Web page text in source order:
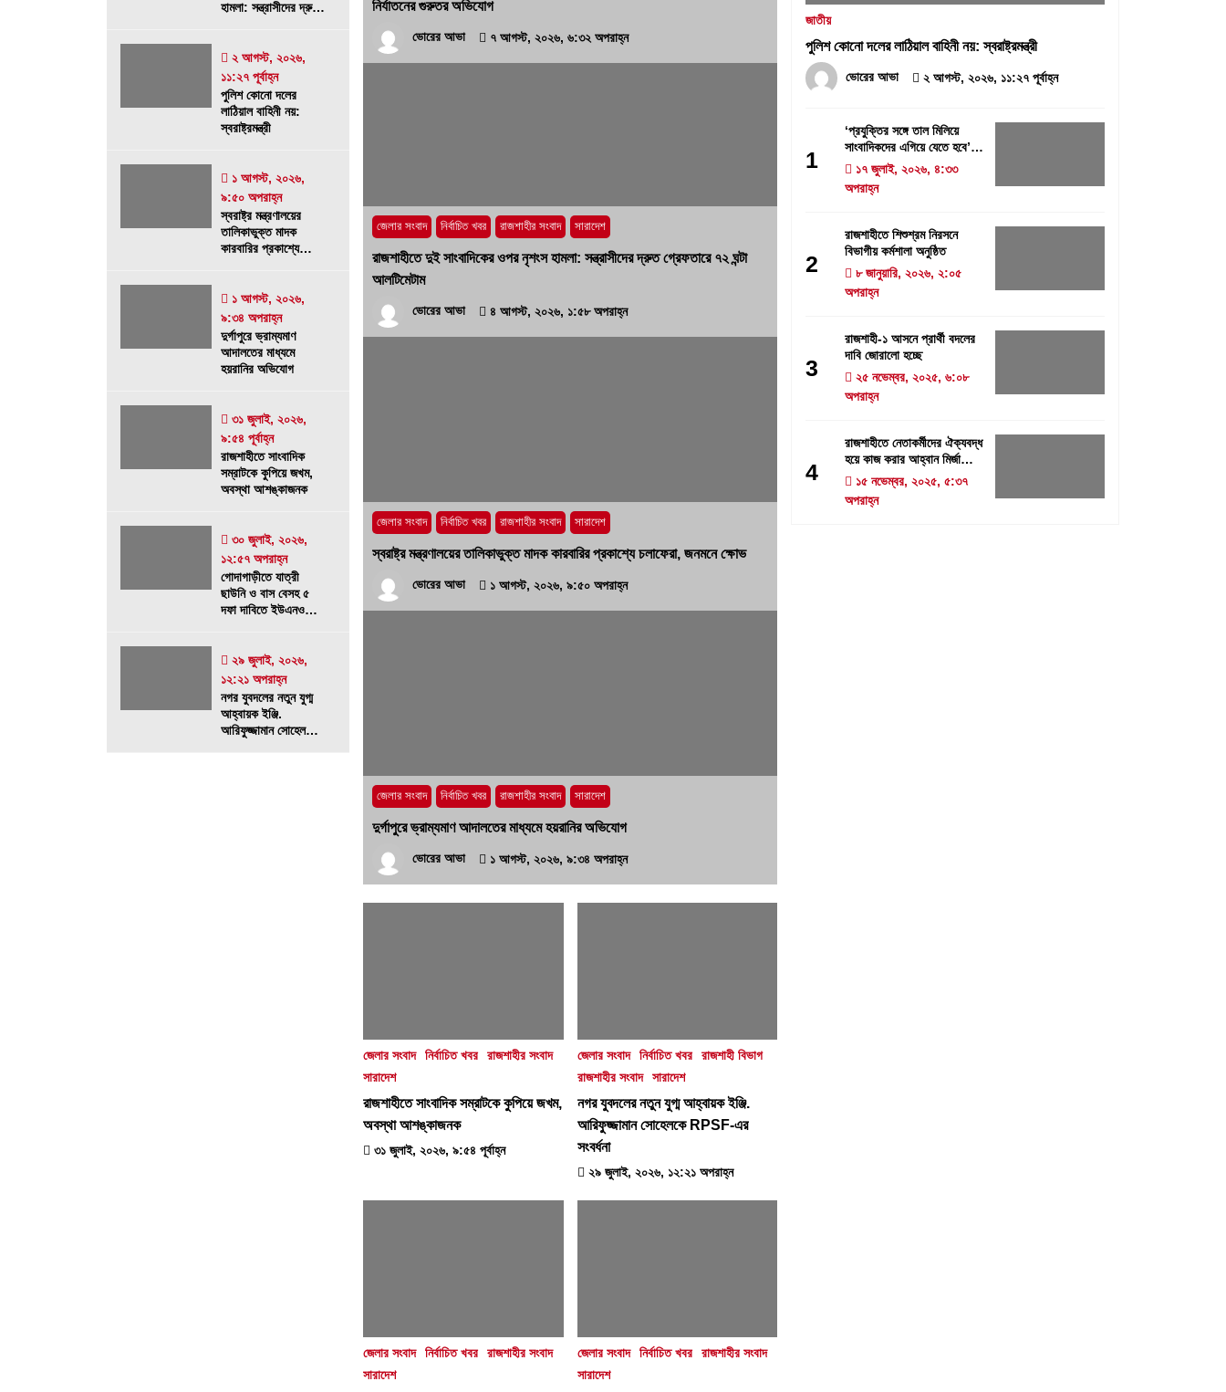
১ আগস্ট, ২০২৬, ৯:৫০ অপরাহ্ন
গোদাগাড়ীতে যাত্রী ছাউনি ও বাস বেসহ ৫
দফা দাবিতে ইউএনওকে স্মারকলিপি
৩০ জুলাই, ২০২৬, ১২:৫৭ অপরাহ্ন
বরেন্দ্র প্রেস ক্লাব সভাপতিকে ছুরিকাঘাতে
হত্যাচেষ্টা: আসামী সুরুজ আলী কারাগারে
গোদাগাড়ীর শীর্ষ ব্যবসায়ী আজাদ আটক
২০ জুলাই, ২০২৬, ১:১৫ অপরাহ্ন
১৭ জুলাই, ২০২৬, ৮:০৬ অপরাহ্ন
‘প্রযুক্তির সঙ্গে তাল মিলিয়ে সাংবাদিকদের
এগিয়ে যেতে হবে’- পিআইবির মহাপরিচালক
হামলা: সন্ত্রাসীদের দ্রুত
২ আগস্ট, ২০২৬,
১১:২৭ পূর্বাহ্ন
পুলিশ কোনো দলের
লাঠিয়াল বাহিনী নয়:
স্বরাষ্ট্রমন্ত্রী
১ আগস্ট, ২০২৬,
৯:৫০ অপরাহ্ন
স্বরাষ্ট্র মন্ত্রণালয়ের
তালিকাভুক্ত মাদক
কারবারির প্রকাশ্যে
১ আগস্ট, ২০২৬,
৯:৩৪ অপরাহ্ন
দুর্গাপুরে ভ্রাম্যমাণ
আদালতের মাধ্যমে
হয়রানির অভিযোগ
৩১ জুলাই, ২০২৬,
৯:৫৪ পূর্বাহ্ন
রাজশাহীতে সাংবাদিক
সম্রাটকে কুপিয়ে জখম,
অবস্থা আশঙ্কাজনক
৩০ জুলাই, ২০২৬,
১২:৫৭ অপরাহ্ন
গোদাগাড়ীতে যাত্রী
ছাউনি ও বাস বেসহ ৫
দফা দাবিতে ইউএনওকে
২৯ জুলাই, ২০২৬,
১২:২১ অপরাহ্ন
নগর যুবদলের নতুন যুগ্ম
আহ্বায়ক ইঞ্জি.
আরিফুজ্জামান সোহেলকে
নির্যাতনের গুরুতর অভিযোগ
ভোরের আভা ৭ আগস্ট, ২০২৬, ৬:৩২ অপরাহ্ন
জেলার সংবাদ নির্বাচিত খবর রাজশাহীর সংবাদ সারাদেশ
রাজশাহীতে দুই সাংবাদিকের ওপর নৃশংস হামলা: সন্ত্রাসীদের দ্রুত গ্রেফতারে ৭২ ঘন্টা
আলটিমেটাম
ভোরের আভা ৪ আগস্ট, ২০২৬, ১:৫৮ অপরাহ্ন
জেলার সংবাদ নির্বাচিত খবর রাজশাহীর সংবাদ সারাদেশ
স্বরাষ্ট্র মন্ত্রণালয়ের তালিকাভুক্ত মাদক কারবারির প্রকাশ্যে চলাফেরা, জনমনে ক্ষোভ
ভোরের আভা ১ আগস্ট, ২০২৬, ৯:৫০ অপরাহ্ন
জেলার সংবাদ নির্বাচিত খবর রাজশাহীর সংবাদ সারাদেশ
দুর্গাপুরে ভ্রাম্যমাণ আদালতের মাধ্যমে হয়রানির অভিযোগ
ভোরের আভা ১ আগস্ট, ২০২৬, ৯:৩৪ অপরাহ্ন
জেলার সংবাদ নির্বাচিত খবর
রাজশাহীর সংবাদ
সারাদেশ
রাজশাহীতে সাংবাদিক সম্রাটকে কুপিয়ে জখম,
অবস্থা আশঙ্কাজনক
৩১ জুলাই, ২০২৬, ৯:৫৪ পূর্বাহ্ন
জেলার সংবাদ নির্বাচিত খবর
রাজশাহী বিভাগ
রাজশাহীর সংবাদ
সারাদেশ
নগর যুবদলের নতুন যুগ্ম আহ্বায়ক ইঞ্জি.
আরিফুজ্জামান সোহেলকে RPSF-এর
সংবর্ধনা
২৯ জুলাই, ২০২৬, ১২:২১ অপরাহ্ন
জেলার সংবাদ নির্বাচিত খবর
রাজশাহীর সংবাদ
সারাদেশ
জেলার সংবাদ নির্বাচিত খবর
রাজশাহীর সংবাদ
সারাদেশ
জাতীয়
পুলিশ কোনো দলের লাঠিয়াল বাহিনী নয়: স্বরাষ্ট্রমন্ত্রী
ভোরের আভা ২ আগস্ট, ২০২৬, ১১:২৭ পূর্বাহ্ন
1
‘প্রযুক্তির সঙ্গে তাল মিলিয়ে
সাংবাদিকদের এগিয়ে যেতে হবে’-
পিআইবির মহাপরিচালক
১৭ জুলাই, ২০২৬, ৪:৩৩
অপরাহ্ন
2
রাজশাহীতে শিশুশ্রম নিরসনে
বিভাগীয় কর্মশালা অনুষ্ঠিত
৮ জানুয়ারি, ২০২৬, ২:০৫
অপরাহ্ন
3
রাজশাহী-১ আসনে প্রার্থী বদলের
দাবি জোরালো হচ্ছে
২৫ নভেম্বর, ২০২৫, ৬:০৮
অপরাহ্ন
4
রাজশাহীতে নেতাকর্মীদের ঐক্যবদ্ধ
হয়ে কাজ করার আহ্বান মির্জা
ফখরুলের
১৫ নভেম্বর, ২০২৫, ৫:৩৭
অপরাহ্ন